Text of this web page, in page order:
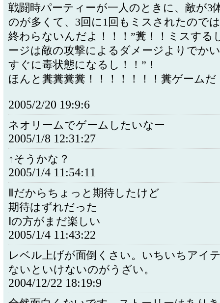
戦闘時パーティーが一人のときに、敵が3
のが多くて、3回に1回もミスされたので
終わらないんだよ！！！”糞！！ミスする
ージは敵の攻撃によるダメージよりでか
すぐに毒状態になるし！！”！
ほんと糞糞糞糞！！！！！！！糞ゲームだ
2005/2/20 19:9:6
ネオリームでゲームしたいなー
2005/1/8 12:31:27
↑そうかな？
2005/1/4 11:54:11
Ⅱだからちょっと期待したけど
期待はずれだった
Ⅰの方がまだ楽しい
2005/1/4 11:43:22
レベル上げが面倒くさい。いちいちアイ
ないといけないのがうざい。
2004/12/22 18:19:9